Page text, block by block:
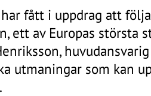
fått i uppdrag att
ett av Europas största
utmaningar som kan